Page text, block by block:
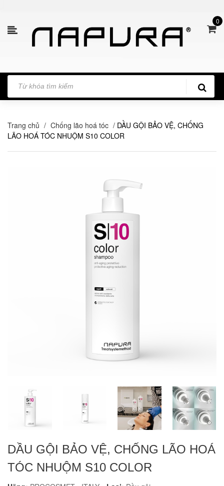
0
Trang chủ / Chống lão hoá tóc / DẦU GỘI BẢO VỆ, CHỐNG
LÃO HOÁ TÓC NHUỘM S10 COLOR
DẦU GỘI BẢO VỆ, CHỐNG LÃO HOÁ
TÓC NHUỘM S10 COLOR